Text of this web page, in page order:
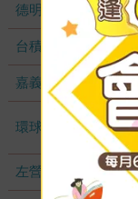
德明加盟店
台積店
嘉義耐斯店
環球店
左營店